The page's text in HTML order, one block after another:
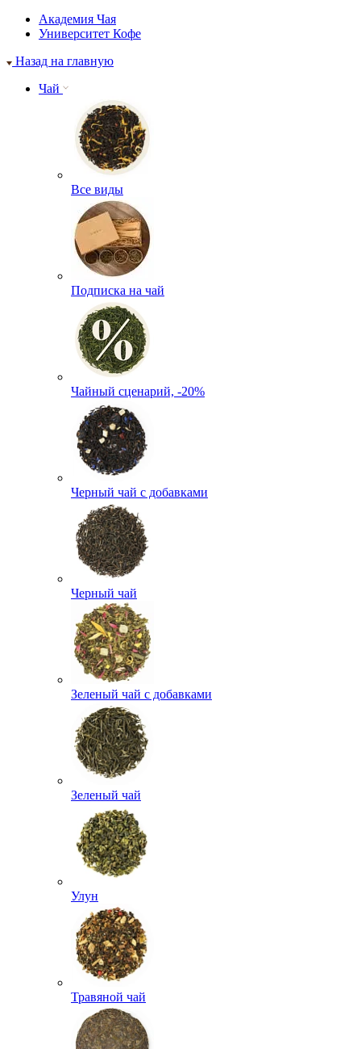
Академия Чая
Университет Кофе
Назад на главную
Чай
Все виды
Подписка на чай
Чайный сценарий, -20%
Черный чай с добавками
Черный чай
Зеленый чай с добавками
Зеленый чай
Улун
Травяной чай